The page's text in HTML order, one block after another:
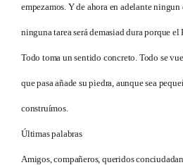
empezamos. Y de ahora en adelante ningun
ninguna tarea será demasiad dura porque el
Todo toma un sentido concreto. Todo se
que pasa añade su piedra, aunque sea
construímos.
Últimas palabras
Amigos, compañeros, queridos